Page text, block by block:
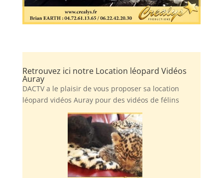
Retrouvez ici notre Location léopard Vidéos
Auray
DACTV a le plaisir de vous proposer sa location
léopard vidéos Auray pour des vidéos de félins